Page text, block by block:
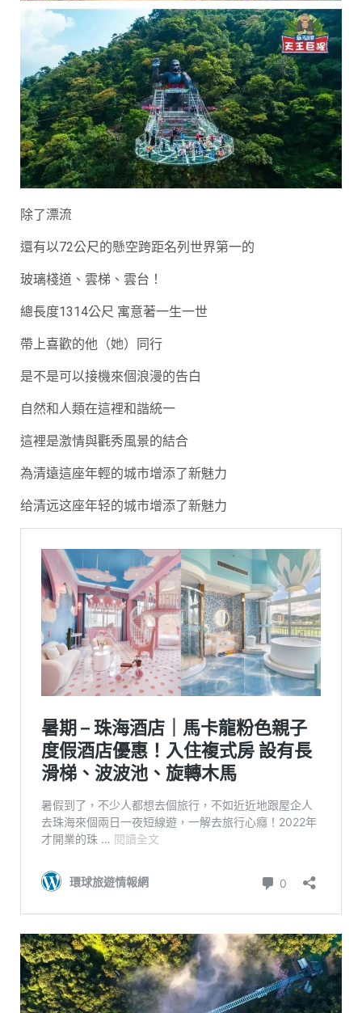
除了漂流
還有以72公尺的懸空跨距名列世界第一的
玻璃棧道、雲梯、雲台！
總長度1314公尺 寓意著一生一世
帶上喜歡的他（她）同行
是不是可以接機來個浪漫的告白
自然和人類在這裡和諧統一
這裡是激情與氍秀風景的結合
為清遠這座年輕的城市增添了新魅力
给清远这座年轻的城市增添了新魅力